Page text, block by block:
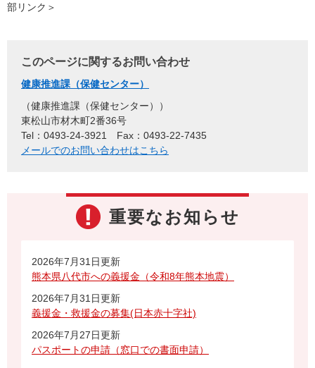
部リンク＞
このページに関するお問い合わせ
健康推進課（保健センター）
健康推進課（保健センター）
東松山市材木町2番36号
Tel：0493-24-3921
Fax：0493-22-7435
メールでのお問い合わせはこちら
重要なお知らせ
2026年7月31日更新
熊本県八代市への義援金（令和8年熊本地震）
2026年7月31日更新
義援金・救援金の募集(日本赤十字社)
2026年7月27日更新
パスポートの申請（窓口での書面申請）